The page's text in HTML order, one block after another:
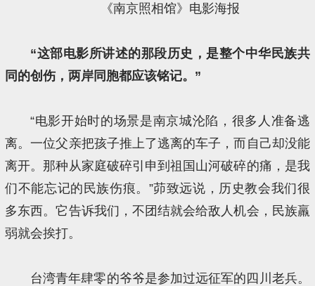
《南京照相馆》电影海报
“这部电影所讲述的那段历史，是整个中华民族共
同的创伤，两岸同胞都应该铭记。”
“电影开始时的场景是南京城沦陷，很多人准备逃
离。一位父亲把孩子推上了逃离的车子，而自己却没能
离开。那种从家庭破碎引申到祖国山河破碎的痛，是我
们不能忘记的民族伤痕。”茆致远说，历史教会我们很
多东西。它告诉我们，不团结就会给敌人机会，民族羸
弱就会挨打。
台湾青年肆零的爷爷是参加过远征军的四川老兵。